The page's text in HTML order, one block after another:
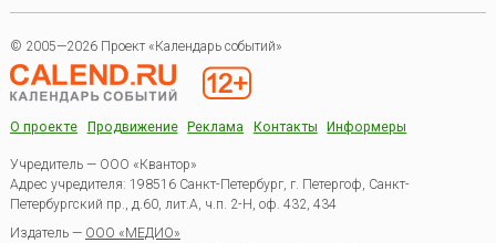
© 2005—2026 Проект «Календарь событий»
О проекте Продвижение Реклама Контакты Информеры
Учредитель — ООО «Квантор»
Адрес учредителя: 198516 Санкт-Петербург, г. Петергоф, Санкт-
Петербургский пр., д.60, лит.А, ч.п. 2-Н, оф. 432, 434
Издатель — ООО «МЕДИО»